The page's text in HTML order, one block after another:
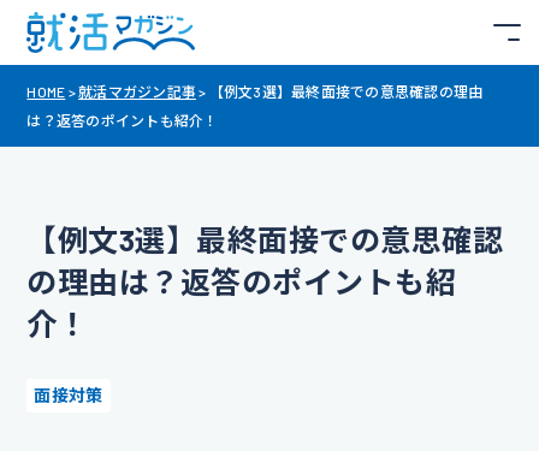
HOME >就活マガジン記事 >
【例文3選】最終面接での意思確認の理由
は？返答のポイントも紹介！
【例文3選】最終面接での意思確認
の理由は？返答のポイントも紹
介！
面接対策